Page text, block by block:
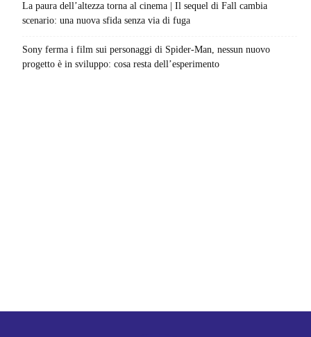
La paura dell’altezza torna al cinema | Il sequel di Fall cambia
scenario: una nuova sfida senza via di fuga
Sony ferma i film sui personaggi di Spider-Man, nessun nuovo
progetto è in sviluppo: cosa resta dell’esperimento